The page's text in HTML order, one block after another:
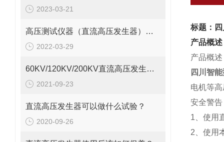
2023-03-21
高压测试仪器（直流高压发生器）用于哪些测试
2022-03-29
60KV/120KV/200KV直流高压发生器哪家比较好？
2021-09-23
直流高压发生器可以做什么试验？
2020-09-26
标题：
产品概述
产品概述
四川智
电机等
安全警告
1、使用
2、使用